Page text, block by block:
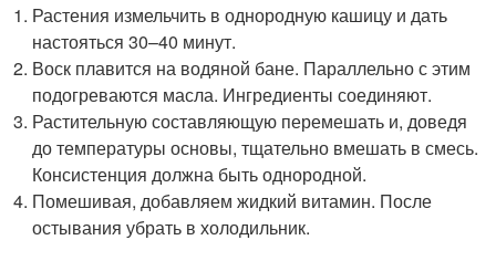
Растения измельчить в однородную кашицу и дать
настояться 30–40 минут.
Воск плавится на водяной бане. Параллельно с этим
подогреваются масла. Ингредиенты соединяют.
Растительную составляющую перемешать и, доведя
до температуры основы, тщательно вмешать в смесь.
Консистенция должна быть однородной.
Помешивая, добавляем жидкий витамин. После
остывания убрать в холодильник.